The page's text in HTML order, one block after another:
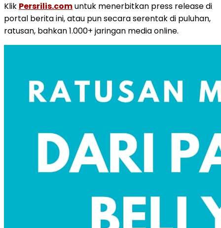
Klik Persrilis.comuntuk menerbitkan press release di
portal berita ini, atau pun secara serentak di puluhan,
ratusan, bahkan 1.000+ jaringan media online.